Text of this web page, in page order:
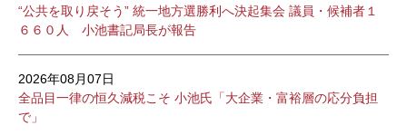
“公共を取り戻そう” 統一地方選勝利へ決起集会 議員・候補者１
６６０人 小池書記局長が報告
2026年08月07日
全品目一律の恒久減税こそ 小池氏「大企業・富裕層の応分負担
で」